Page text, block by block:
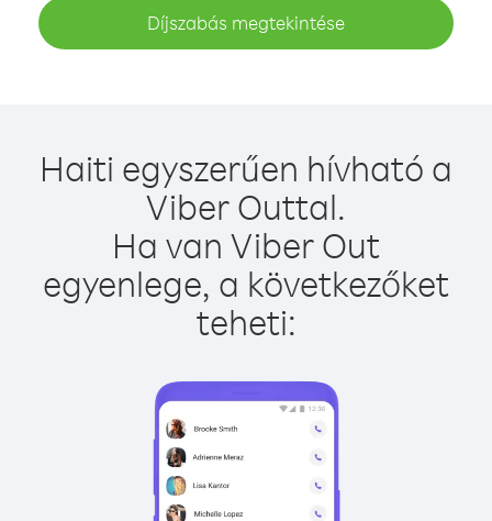
Díjszabás megtekintése
Haiti egyszerűen hívható a
Viber Outtal.
Ha van Viber Out
egyenlege, a következőket
teheti: